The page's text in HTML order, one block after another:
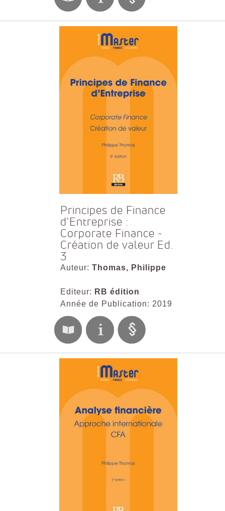
Principes de Finance
d'Entreprise :
Corporate Finance -
Création de valeur Ed.
3
Auteur: Thomas, Philippe
Editeur: RB édition
Année de Publication: 2019